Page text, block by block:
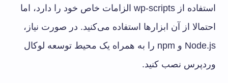
استفاده از wp-scripts الزامات خاص خود را دارد، اما
احتمالا از آن ابزارها استفاده می‌کنید. در صورت نیاز،
Node.js و npm را به همراه یک محیط توسعه لوکال
وردپرس نصب کنید.